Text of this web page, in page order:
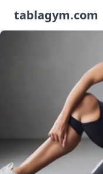
tablagym.com